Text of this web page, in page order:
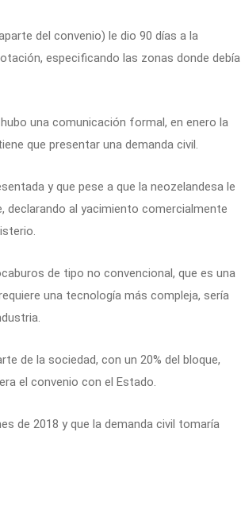
del convenio) le dio 90 días a la
especificando las zonas donde debía
una comunicación formal, en enero la
que presentar una demanda civil.
y que pese a que la neozelandesa le
declarando al yacimiento comercialmente
de tipo no convencional, que es una
una tecnología más compleja, sería
de la sociedad, con un 20% del bloque,
el convenio con el Estado.
de 2018 y que la demanda civil tomaría